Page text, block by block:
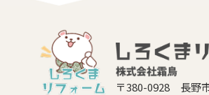
〒380-0928 長野